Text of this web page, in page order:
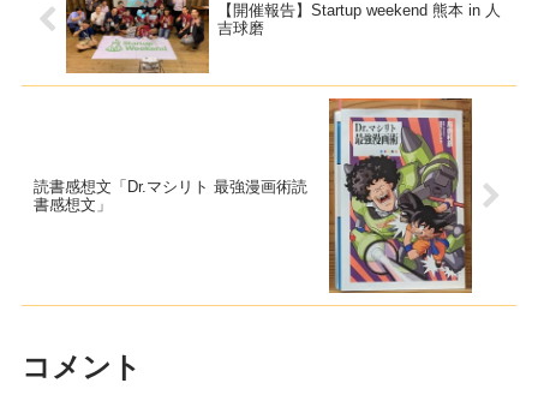
【開催報告】Startup weekend 熊本 in 人
吉球磨
読書感想文「Dr.マシリト 最強漫画術読
書感想文」
コメント